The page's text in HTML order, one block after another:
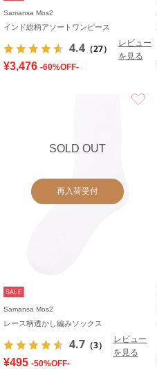
Samansa Mos2
インド総柄アソートワンピース
4.4 （27）
レビュー
を見る
¥3,476 -60%OFF-
SOLD OUT
再入荷受付
SALE
Samansa Mos2
レース柄透かし編みソックス
4.7 （3）
レビュー
を見る
¥495 -50%OFF-